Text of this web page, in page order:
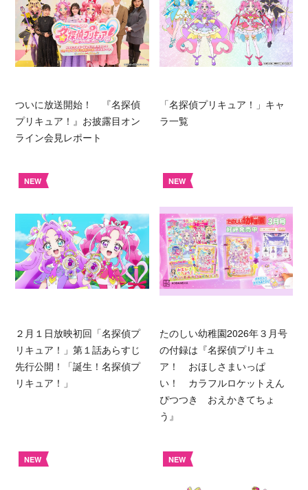
ついに放送開始！ 『名探偵
プリキュア！』お披露目オン
ライン会見レポート
「名探偵プリキュア！」キャ
ラ一覧
NEW
２月１日放映初回「名探偵プ
リキュア！」第１話あらすじ
先行公開！「誕生！名探偵プ
リキュア！」
NEW
たのしい幼稚園2026年３月号
の付録は『名探偵プリキュ
ア！ おほしさまいっぱ
い！ カラフルロケットえん
ぴつつき おえかきてちょ
う』
NEW NEW